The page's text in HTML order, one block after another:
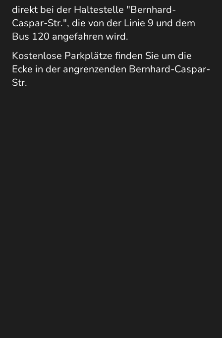
direkt bei der Haltestelle "Bernhard-
Caspar-Str.", die von der Linie 9 und dem
Bus 120 angefahren wird.
Kostenlose Parkplätze finden Sie um die
Ecke in der angrenzenden Bernhard-Caspar-
Str.